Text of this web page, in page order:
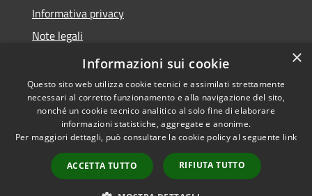
Informativa privacy
Note legali
Dichiarazione di accessibilità
Accessibilità
Copyright © 2026 • Comune di
Peschiera del Garda • Powered
byMunicipium
Accesso
redazione
×
Informazioni sui cookie
Questo sito web utilizza cookie tecnici e assimilati strettamente
necessari al corretto funzionamento e alla navigazione del sito,
nonché un cookie tecnico analitico al solo fine di elaborare
informazioni statistiche, aggregate e anonime.
Per maggiori dettagli, può consultare la cookie policy al seguente link
ACCETTA TUTTO RIFIUTA TUTTO